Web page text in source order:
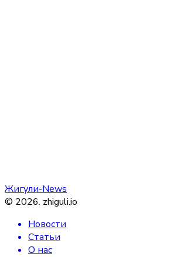
Жигули-News
© 2026. zhiguli.io
Новости
Статьи
О нас